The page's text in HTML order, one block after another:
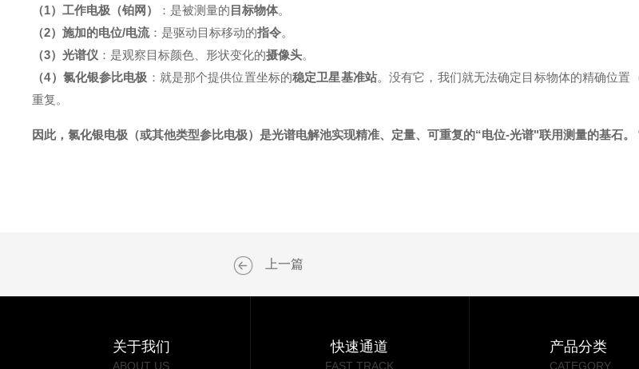
（1）工作电极（铂网） ：是被测量的 目标物体。
（2）施加的电位/电流：是驱动目标移动的指令。
（3）光谱仪 ：是观察目标颜色、形状变化的摄像头。
（4）氯化银参比电极 ：就是那个提供位置坐标的稳定卫星基准站。没有它，我们就无法确定目标物体的精确位置
重复。
因此，氯化银电极（或其他类型参比电极）是光谱电解池实现精准、定量、可重复的“电位-光谱"联用测量的基石。
上一篇
关于我们
ABOUT US
快速通道
FAST TRACK
产品分类
CATEGORY